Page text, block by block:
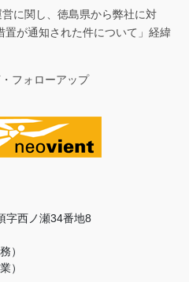
営に関し、徳島県から弊社に対
置が通知された件について」経緯
フォローアップ
字西ノ瀬34番地8
）
）